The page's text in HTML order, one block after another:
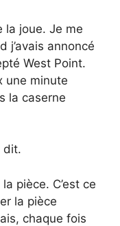
la joue. Je me
j’avais annoncé
West Point.
une minute
la caserne
dit.
pièce. C’est ce
la pièce
chaque fois